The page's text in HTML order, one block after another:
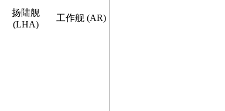
扬陆舰
(LHA)
工作舰 (AR)